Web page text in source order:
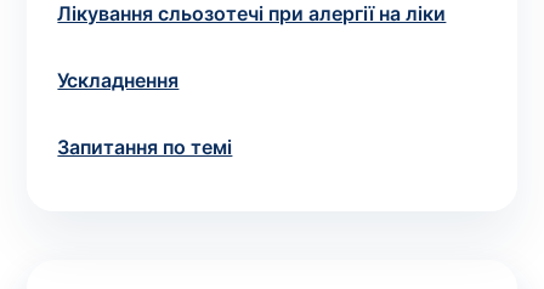
Лікування сльозотечі при алергії на ліки
Ускладнення
Запитання по темі
листа. Проте, щоб уникнути можливих непорозумінь,
виконання досліджень за телефонами, вказаними на